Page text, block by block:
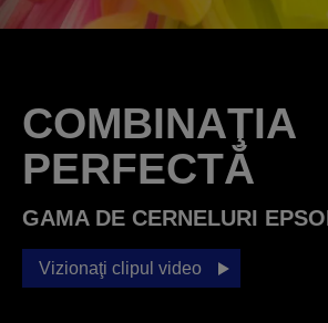
COMBINAŢIA
PERFECTĂ
GAMA DE CERNELURI
Vizionaţi clipul video